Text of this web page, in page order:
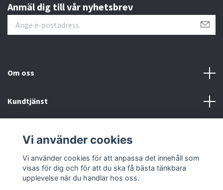
Anmäl dig till vår nyhetsbrev
Om oss
Kundtjänst
Sociala medier
Vi använder cookies
Vi använder cookies för att anpassa det innehåll som
visas för dig och för att du ska få bästa tänkbara
upplevelse när du handlar hos oss.